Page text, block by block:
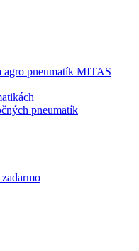
agro pneumatík MITAS
pneumatík